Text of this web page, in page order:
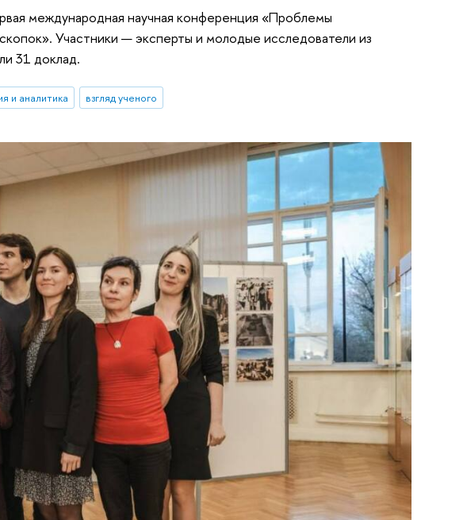
международная научная конференция «Проблемы
Участники — эксперты и молодые исследователи из
31 доклад.
и аналитика взгляд ученого